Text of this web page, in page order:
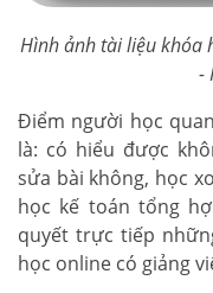
Hình ảnh tài liệu khóa
-
Điểm người học
là: có hiểu được
sửa bài không, học
học kế toán tổng
quyết trực tiếp
học online có giảng